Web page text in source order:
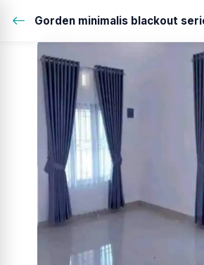
Gorden minimalis blackout